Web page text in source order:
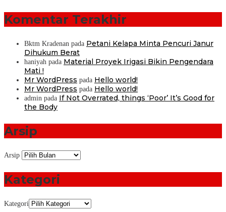
Komentar Terakhir
Bktm Kradenan pada Petani Kelapa Minta Pencuri Janur
Dihukum Berat
haniyah pada Material Proyek Irigasi Bikin Pengendara
Mati !
Mr WordPress pada Hello world!
Mr WordPress pada Hello world!
admin pada If Not Overrated, things ‘Poor’ It’s Good for
the Body
Arsip
Arsip
Kategori
Kategori